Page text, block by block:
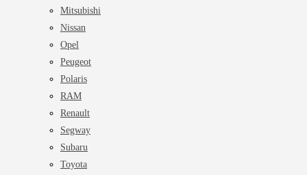
Mitsubishi
Nissan
Opel
Peugeot
Polaris
RAM
Renault
Segway
Subaru
Toyota